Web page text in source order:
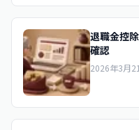
退職金控
確認
2026年3月